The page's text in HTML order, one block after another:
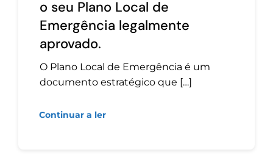
o seu Plano Local de
Emergência legalmente
aprovado.
O Plano Local de Emergência é um
documento estratégico que […]
Continuar a ler